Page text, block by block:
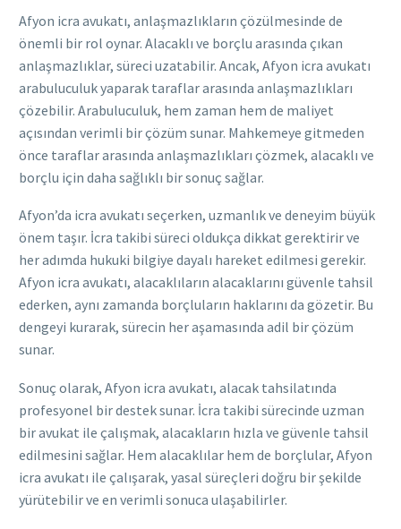
Afyon icra avukatı, anlaşmazlıkların çözülmesinde de
önemli bir rol oynar. Alacaklı ve borçlu arasında çıkan
anlaşmazlıklar, süreci uzatabilir. Ancak, Afyon icra avukatı
arabuluculuk yaparak taraflar arasında anlaşmazlıkları
çözebilir. Arabuluculuk, hem zaman hem de maliyet
açısından verimli bir çözüm sunar. Mahkemeye gitmeden
önce taraflar arasında anlaşmazlıkları çözmek, alacaklı ve
borçlu için daha sağlıklı bir sonuç sağlar.
Afyon’da icra avukatı seçerken, uzmanlık ve deneyim büyük
önem taşır. İcra takibi süreci oldukça dikkat gerektirir ve
her adımda hukuki bilgiye dayalı hareket edilmesi gerekir.
Afyon icra avukatı, alacaklıların alacaklarını güvenle tahsil
ederken, aynı zamanda borçluların haklarını da gözetir. Bu
dengeyi kurarak, sürecin her aşamasında adil bir çözüm
sunar.
Sonuç olarak, Afyon icra avukatı, alacak tahsilatında
profesyonel bir destek sunar. İcra takibi sürecinde uzman
bir avukat ile çalışmak, alacakların hızla ve güvenle tahsil
edilmesini sağlar. Hem alacaklılar hem de borçlular, Afyon
icra avukatı ile çalışarak, yasal süreçleri doğru bir şekilde
yürütebilir ve en verimli sonuca ulaşabilirler.